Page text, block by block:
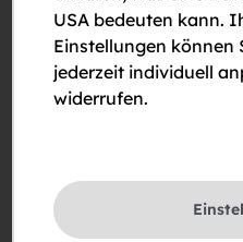
Kudlichstraße 54/3/9,
115,59 m
Balkon /
Sofortbezug
USA bedeuten kann.
Einstellungen können
jederzeit individuell
widerrufen.